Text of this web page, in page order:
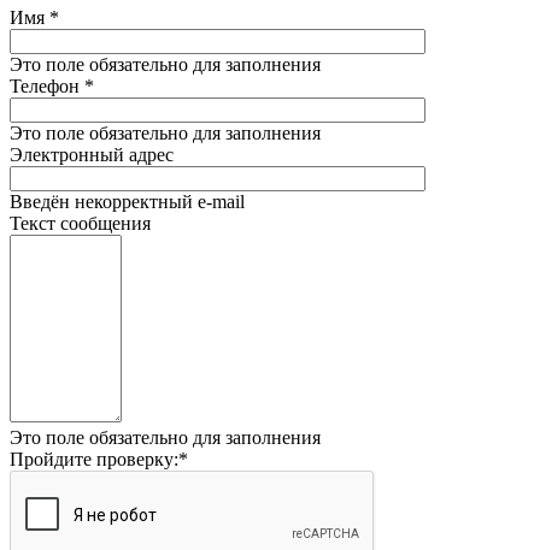
Имя *
Это поле обязательно для заполнения
Телефон *
Это поле обязательно для заполнения
Электронный адрес
Введён некорректный e-mail
Текст сообщения
Это поле обязательно для заполнения
Пройдите проверку:*